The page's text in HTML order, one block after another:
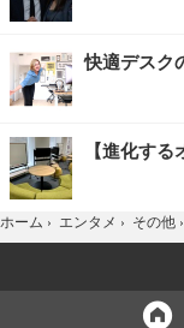
快適デスク
【進化する
ホーム › エンタメ › その他 ›